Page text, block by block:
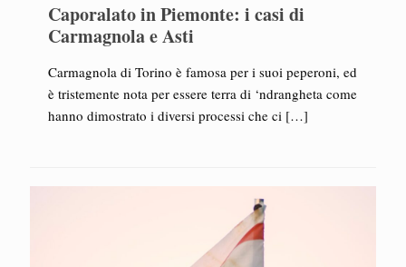
Caporalato in Piemonte: i casi di
Carmagnola e Asti
Carmagnola di Torino è famosa per i suoi peperoni, ed
è tristemente nota per essere terra di ‘ndrangheta come
hanno dimostrato i diversi processi che ci […]